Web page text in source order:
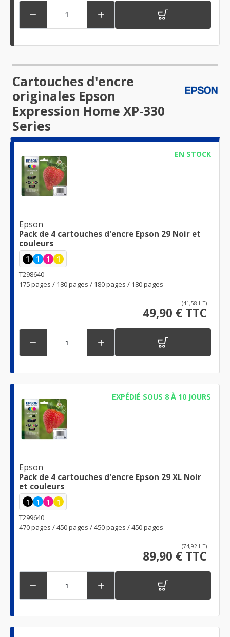
 
Cartouches d'encre
originales Epson
Expression Home XP-330
Series
EN STOCK
Epson
Pack de 4 cartouches d'encre Epson 29 Noir et
couleurs
1 1 1 1
T298640
175 pages / 180 pages / 180 pages / 180 pages
(41,58 HT)
49,90 € TTC
 
EXPÉDIÉ SOUS 8 À 10 JOURS
Epson
Pack de 4 cartouches d'encre Epson 29 XL Noir
et couleurs
1 1 1 1
T299640
470 pages / 450 pages / 450 pages / 450 pages
(74,92 HT)
89,90 € TTC
 